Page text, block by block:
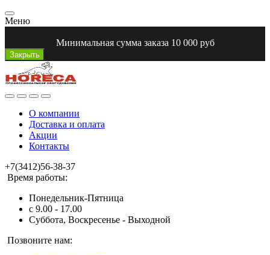
Меню
Минимальная сумма заказа 10 000 руб
Закрыть
О компании
Доставка и оплата
Акции
Контакты
+7(3412)56-38-37
Время работы:
Понедельник-Пятница
с 9.00 - 17.00
Суббота, Воскресенье - Выходной
Позвоните нам: